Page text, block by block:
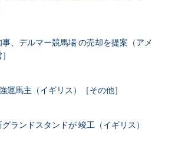
、デルマー競馬場 の売却を提案（アメ
運馬主（イギリス）［その他］
ランドスタンドが 竣工（イギリス）